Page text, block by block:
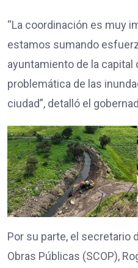
“La coordinación es muy
estamos sumando
ayuntamiento de la capital
problemática de las
ciudad”, detalló el
Por su parte, el secretario
Obras Públicas (SCOP),